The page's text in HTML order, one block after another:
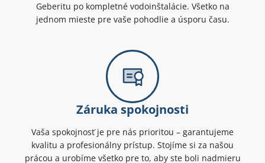
Geberitu po kompletné vodoinštalácie. Všetko na
jednom mieste pre vaše pohodlie a úsporu času.
Záruka spokojnosti
Vaša spokojnosť je pre nás prioritou – garantujeme
kvalitu a profesionálny prístup. Stojíme si za našou
prácou a urobíme všetko pre to, aby ste boli nadmieru